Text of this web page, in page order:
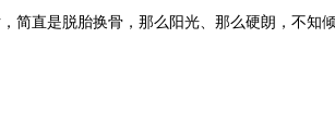
直是脱胎换骨，那么阳光、那么硬朗，不知